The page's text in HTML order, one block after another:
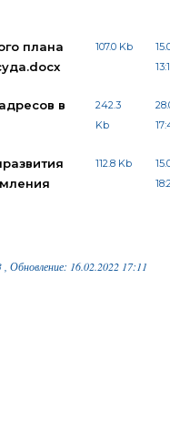
плана
107.0 Kb
в
242.3
Kb
112.8 Kb
Обновление: 16.02.2022 17:11